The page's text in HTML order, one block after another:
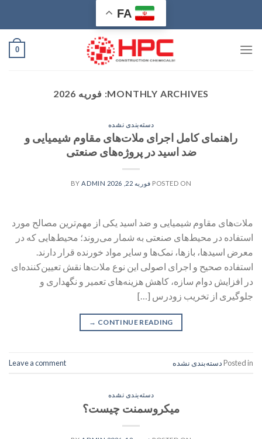
FA
0
MONTHLY ARCHIVES: فوریه 2026
دسته‌بندی نشده
راهنمای کامل اجرای ملات‌های مقاوم شیمیایی و
ضد اسید در پروژه‌های صنعتی
POSTED ON فوریه 22, 2026 ADMIN
ملات‌های مقاوم شیمیایی و ضد اسید یکی از مهم‌ترین مصالح مورد
استفاده در محیط‌های صنعتی به شمار می‌روند؛ محیط‌هایی که در
معرض اسیدها، بازها، نمک‌ها و سایر مواد خورنده قرار دارند.
استفاده صحیح و اجرای اصولی این نوع ملات‌ها نقش تعیین‌کننده‌ای
در افزایش دوام سازه، کاهش هزینه‌های تعمیر و نگهداری و
جلوگیری از تخریب زودرس […]
CONTINUE READING
→
Posted inدسته‌بندی نشده Leave a comment
دسته‌بندی نشده
میکروسمنت چیست؟